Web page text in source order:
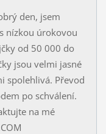
den, jsem
nízkou úrokovou
od 50 000 do
jsou velmi jasné
spolehlivá. Převod
po schválení.
na mé